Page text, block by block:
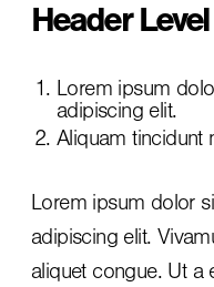
Header
Lorem ipsum
adipiscing elit.
Aliquam tincidunt
Lorem ipsum dolor
adipiscing elit.
aliquet congue. Ut a